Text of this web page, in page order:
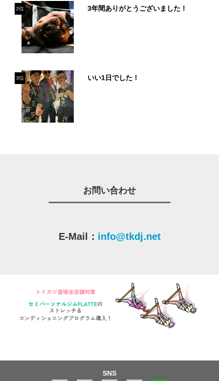
2位 3年間ありがとうございました！
3位 いい1日でした！
お問い合わせ
E-Mail： info@tkdj.net
SNS